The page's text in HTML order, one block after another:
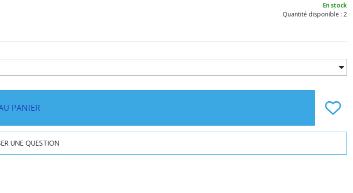
En stock
Quantité disponible : 2
PANIER
UNE QUESTION